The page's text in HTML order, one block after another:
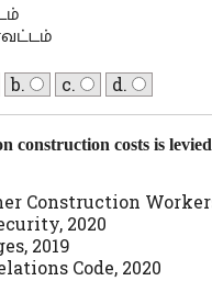
b. c. d.
construction costs is
Construction
2020
2019
Code, 2020